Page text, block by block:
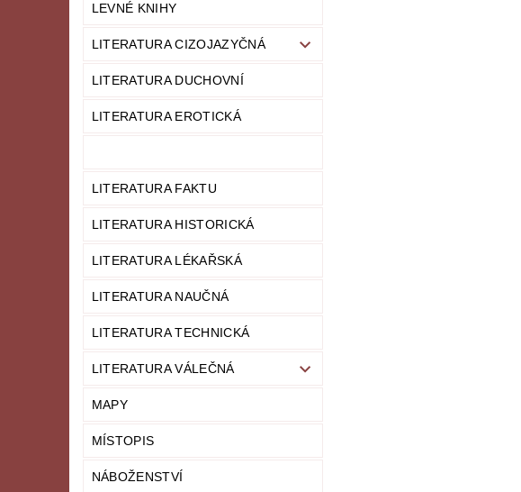
LEVNÉ KNIHY
LITERATURA CIZOJAZYČNÁ
LITERATURA DUCHOVNÍ
LITERATURA EROTICKÁ
LITERATURA FAKTU
LITERATURA HISTORICKÁ
LITERATURA LÉKAŘSKÁ
LITERATURA NAUČNÁ
LITERATURA TECHNICKÁ
LITERATURA VÁLEČNÁ
MAPY
MÍSTOPIS
NÁBOŽENSTVÍ